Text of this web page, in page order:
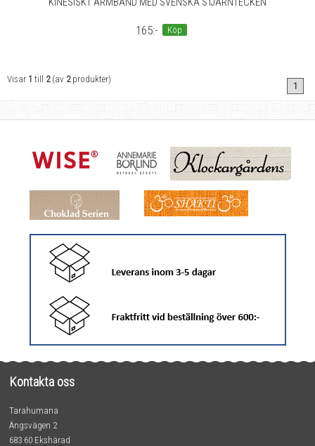
KINESISKT ARMBAND MED SVENSKA STJÄRNTECKEN
165:- Köp
Visar 1 till 2(av 2produkter)
1
Kontakta oss
Tarahumana
Ängsvägen 2
683 60 Ekshärad